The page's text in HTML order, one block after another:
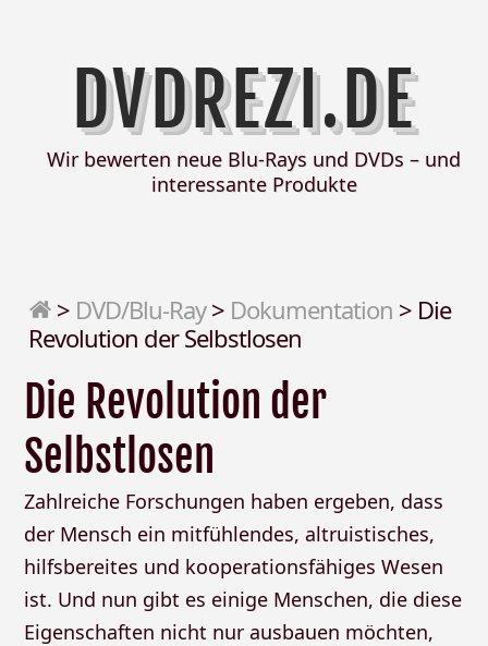
DVDREZI.DE
Wir bewerten neue Blu-Rays und DVDs – und
interessante Produkte
> DVD/Blu-Ray> Dokumentation > Die
Revolution der Selbstlosen
Die Revolution der
Selbstlosen
Zahlreiche Forschungen haben ergeben, dass
der Mensch ein mitfühlendes, altruistisches,
hilfsbereites und kooperationsfähiges Wesen
ist. Und nun gibt es einige Menschen, die diese
Eigenschaften nicht nur ausbauen möchten,